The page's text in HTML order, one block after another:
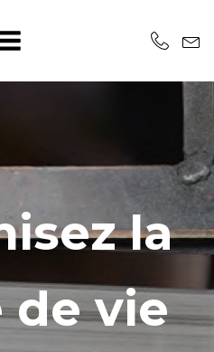
la
de vie